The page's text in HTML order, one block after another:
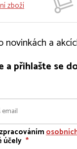
zboží
novinkách a
a přihlašte se
účely *